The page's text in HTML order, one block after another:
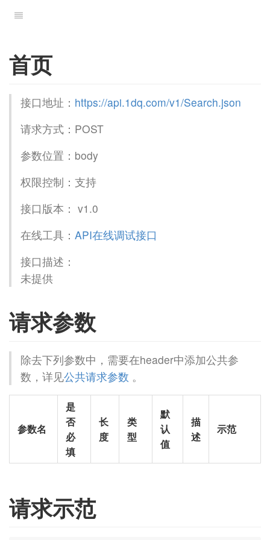
首页
接口地址： https://api.1dq.com/v1/Search.json
请求方式：POST
参数位置：body
权限控制：支持
接口版本： v1.0
在线工具： API在线调试接口
接口描述：
未提供
请求参数
除去下列参数中，需要在header中添加公共参
数，详见公共请求参数 。
参数名
是
否
必
填
长
度
类
型
默
认
值
描
述
示范
请求示范